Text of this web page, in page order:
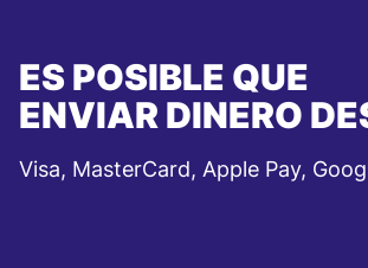
ES POSIBLE QUE
ENVIAR DINERO
Visa, MasterCard, Apple Pay,